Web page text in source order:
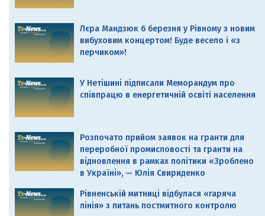
Лєра Мандзюк 6 березня у Рівному з новим
вибуховим концертом! Буде весело і «з
перчиком»!
У Нетішині підписали Меморандум про
співпрацю в енергетичній освіті населення
Розпочато прийом заявок на гранти для
переробної промисловості та гранти на
відновлення в рамках політики «Зроблено
в Україні», — Юлія Свириденко
Рівненській митниці відбулася «гаряча
лінія» з питань постмитного контролю